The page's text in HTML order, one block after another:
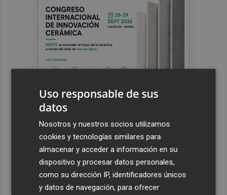
Últimas Noticias
El Hozono Jairis aún necesita un par de incorporaciones
para su cuarto año en la LF Endesa
Uso responsable de sus
datos
Nosotros y nuestros socios utilizamos
cookies y tecnologías similares para
almacenar y acceder a información en su
dispositivo y procesar datos personales,
como su dirección IP, identificadores únicos
y datos de navegación, para ofrecer